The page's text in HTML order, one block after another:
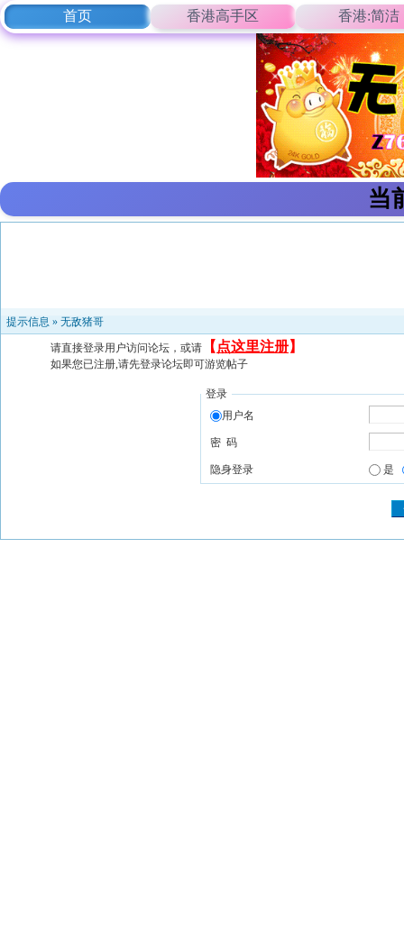
首页 香港高手区 香港:简洁
当
提示信息 » 无敌猪哥
请直接登录用户访问论坛，或请 【 点这里注册】
如果您已注册,请先登录论坛即可游览帖子
登录
用户名
密 码
隐身登录 是